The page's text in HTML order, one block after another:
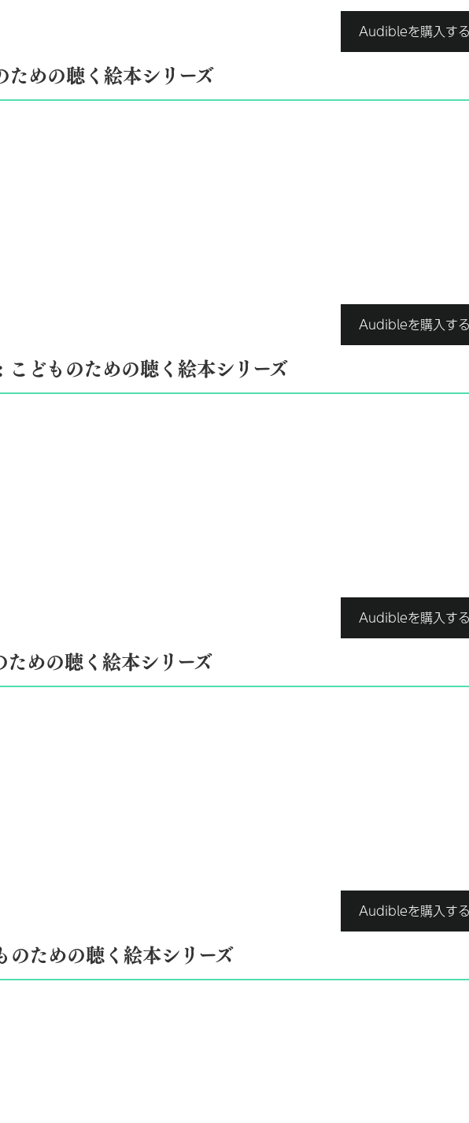
Audibleを購入する
ための聴く絵本シリーズ
Audibleを購入する
こどものための聴く絵本シリーズ
Audibleを購入する
ための聴く絵本シリーズ
Audibleを購入する
のための聴く絵本シリーズ